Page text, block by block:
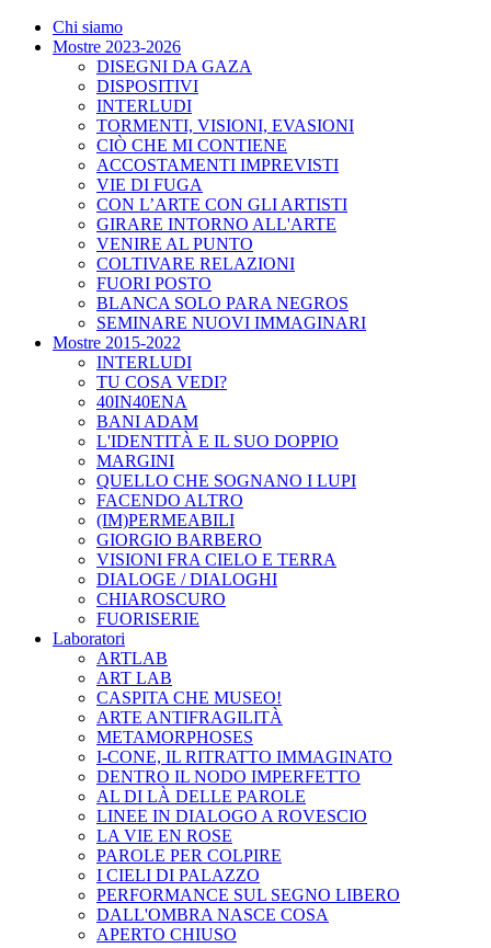
Chi siamo
Mostre 2023-2026
DISEGNI DA GAZA
DISPOSITIVI
INTERLUDI
TORMENTI, VISIONI, EVASIONI
CIÒ CHE MI CONTIENE
ACCOSTAMENTI IMPREVISTI
VIE DI FUGA
CON L’ARTE CON GLI ARTISTI
GIRARE INTORNO ALL'ARTE
VENIRE AL PUNTO
COLTIVARE RELAZIONI
FUORI POSTO
BLANCA SOLO PARA NEGROS
SEMINARE NUOVI IMMAGINARI
Mostre 2015-2022
INTERLUDI
TU COSA VEDI?
40IN40ENA
BANI ADAM
L'IDENTITÀ E IL SUO DOPPIO
MARGINI
QUELLO CHE SOGNANO I LUPI
FACENDO ALTRO
(IM)PERMEABILI
GIORGIO BARBERO
VISIONI FRA CIELO E TERRA
DIALOGE / DIALOGHI
CHIAROSCURO
FUORISERIE
Laboratori
ARTLAB
ART LAB
CASPITA CHE MUSEO!
ARTE ANTIFRAGILITÀ
METAMORPHOSES
I-CONE, IL RITRATTO IMMAGINATO
DENTRO IL NODO IMPERFETTO
AL DI LÀ DELLE PAROLE
LINEE IN DIALOGO A ROVESCIO
LA VIE EN ROSE
PAROLE PER COLPIRE
I CIELI DI PALAZZO
PERFORMANCE SUL SEGNO LIBERO
DALL'OMBRA NASCE COSA
APERTO CHIUSO